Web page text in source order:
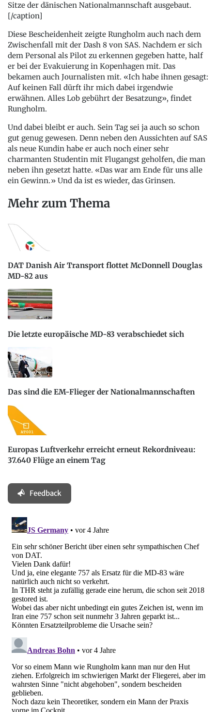
Sitze der dänischen Nationalmannschaft ausgebaut.
[/caption]
Diese Bescheidenheit zeigte Rungholm auch nach dem
Zwischenfall mit der Dash 8 von SAS. Nachdem er sich
dem Personal als Pilot zu erkennen gegeben hatte, half
er bei der Evakuierung in Kopenhagen mit. Das
bekamen auch Journalisten mit. «Ich habe ihnen gesagt:
Auf keinen Fall dürft ihr mich dabei irgendwie
erwähnen. Alles Lob gebührt der Besatzung», findet
Rungholm.
Und dabei bleibt er auch. Sein Tag sei ja auch so schon
gut genug gewesen. Denn neben den Aussichten auf SAS
als neue Kundin habe er auch noch einer sehr
charmanten Studentin mit Flugangst geholfen, die man
neben ihn gesetzt hatte. «Das war am Ende für uns alle
ein Gewinn.» Und da ist es wieder, das Grinsen.
Mehr zum Thema
DAT Danish Air Transport flottet McDonnell Douglas
MD-82 aus
Die letzte europäische MD-83 verabschiedet sich
Das sind die EM-Flieger der Nationalmannschaften
Europas Luftverkehr erreicht erneut Rekordniveau:
37.640 Flüge an einem Tag
Feedback